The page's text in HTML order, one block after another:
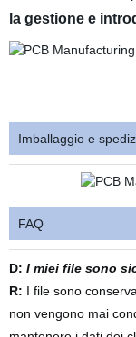
la gestione e
Imballaggio e
FAQ
D: I miei file sono
R: I file sono
non vengono mai